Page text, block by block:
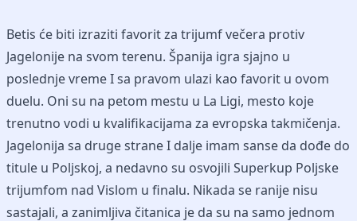
Betis će biti izraziti favorit za trijumf večera protiv
Jagelonije na svom terenu. Španija igra sjajno u
poslednje vreme I sa pravom ulazi kao favorit u ovom
duelu. Oni su na petom mestu u La Ligi, mesto koje
trenutno vodi u kvalifikacijama za evropska takmičenja.
Jagelonija sa druge strane I dalje imam sanse da dođe do
titule u Poljskoj, a nedavno su osvojili Superkup Poljske
trijumfom nad Vislom u finalu. Nikada se ranije nisu
sastajali, a zanimljiva čitanica je da su na samo jednom